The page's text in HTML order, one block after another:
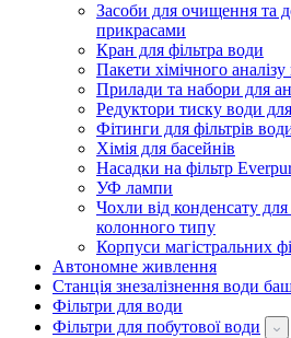
Засоби для очищення та
прикрасами
Кран для фільтра води
Пакети хімічного
Прилади та набори для
Редуктори тиску води для
Фітинги для фільтрів
Хімія для басейнів
Насадки на фільтр
УФ лампи
Чохли від конденсату
колонного типу
Корпуси магістральних
Автономне живлення
Станція знезалізнення води
Фільтри для води
Фільтри для побутової води